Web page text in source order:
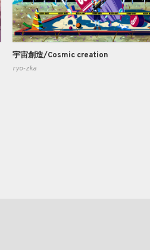
宇宙創造/Cosmic creation
ryo-zka